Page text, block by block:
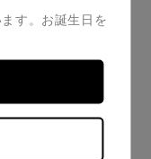
ーです。
ランド初のデコレ
ローヤルサルート
し、スコットラン
を表現していま
ンスピレーション
す。お誕生日を